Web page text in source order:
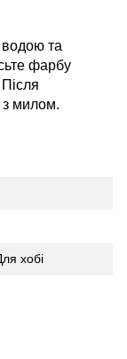
водою та
фарбу
з милом.
хобі